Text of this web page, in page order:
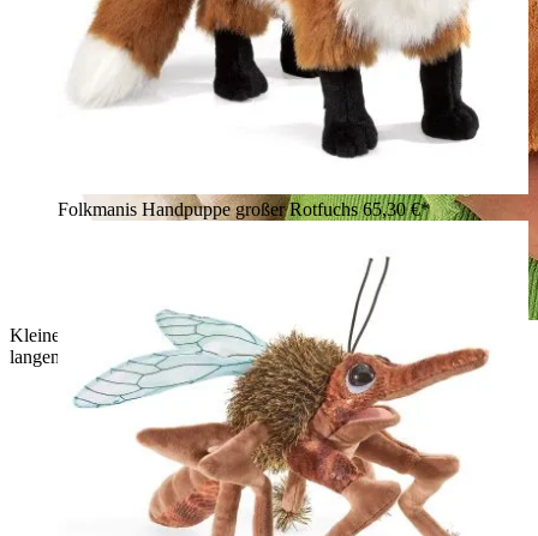
Kleines Mädchen hält die Folkmanis Handpuppe Basset mit
langen Schlappohren und braun-weißem Fell im Arm.
Folkmanis Handpuppe großer Rotfuchs65,30 €*